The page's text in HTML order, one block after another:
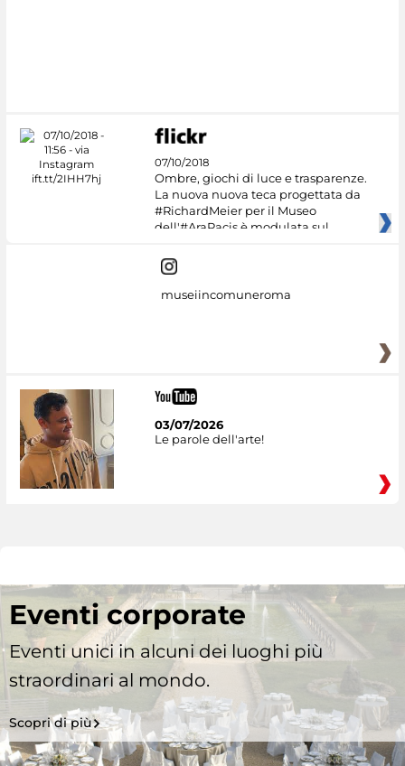
07/10/2018
Ombre, giochi di luce e trasparenze.
La nuova nuova teca progettata da
#RichardMeier per il Museo
dell'#AraPacis è modulata sul
museiincomuneroma
03/07/2026
Le parole dell'arte!
Eventi corporate
Eventi unici in alcuni dei luoghi più
straordinari al mondo.
Scopri di più